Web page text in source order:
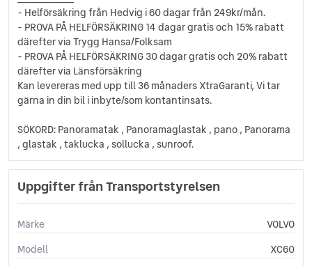
Helljusassistans
Apple CarPlay
Motorvärmare
Sportstolar
Android Auto
Kurvljus
Vägfilsassistans
Parkeringssensorer
Digital hastighetsmätare
Bagagelucka (handsfree)
Keyless Nyckelfri Start
Keyless Nyckelfri Dörrar
Airbag förare
Airbag passagerare fram
- Helförsäkring från Hedvig i 60 dagar från 249kr/mån.
- PROVA PÅ HELFÖRSÄKRING 14 dagar gratis och 15% rabatt
därefter via Trygg Hansa/Folksam
- PROVA PÅ HELFÖRSÄKRING 30 dagar gratis och 20% rabatt
därefter via Länsförsäkring
Kan levereras med upp till 36 månaders XtraGaranti, Vi tar
gärna in din bil i inbyte/som kontantinsats.
SÖKORD: Panoramatak , Panoramaglastak , pano , Panorama
, glastak , taklucka , sollucka , sunroof.
Uppgifter från Transportstyrelsen
Märke
VOLVO
Modell
XC60